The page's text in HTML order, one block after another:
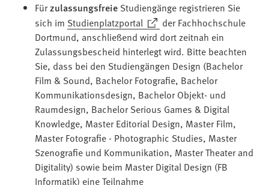
Fürzulassungsfreie Studiengänge registrieren Sie
sich im Studienplatzportal
(Öffnet
einem
neuen
der Fachhochschule
Dortmund, anschließend wird dort zeitnah ein
Zulassungsbescheid hinterlegt wird. Bitte beachten
Sie, dass bei den Studiengängen Design (Bachelor
Film & Sound, Bachelor Fotografie, Bachelor
Kommunikationsdesign, Bachelor Objekt- und
Raumdesign, Bachelor Serious Games & Digital
Knowledge, Master Editorial Design, Master Film,
Master Fotografie - Photographic Studies, Master
Szenografie und Kommunikation, Master Theater and
Digitality) sowie beim Master Digital Design (FB
Informatik) eine Teilnahme